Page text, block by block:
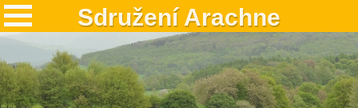
Sdružení Arachne